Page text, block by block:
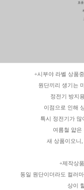
+시부야 라벨 상품
원단끼리 생기는
정전기 방지
이점으로 인해
특시 정전기가 많
여름철 얇은
새 상품이오니
+제작상
동일 원단이더라도 컬러
상이